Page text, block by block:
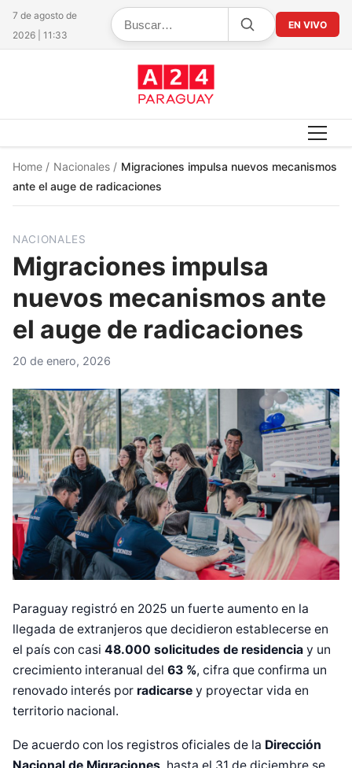
7 de agosto de
2026 | 11:33
EN VIVO
Home / Nacionales / Migraciones impulsa nuevos mecanismos
ante el auge de radicaciones
NACIONALES
Migraciones impulsa
nuevos mecanismos ante
el auge de radicaciones
20 de enero, 2026
Paraguay registró en 2025 un fuerte aumento en la
llegada de extranjeros que decidieron establecerse en
el país con casi 48.000 solicitudes de residencia y un
crecimiento interanual del 63 %, cifra que confirma un
renovado interés por radicarse y proyectar vida en
territorio nacional.
De acuerdo con los registros oficiales de la Dirección